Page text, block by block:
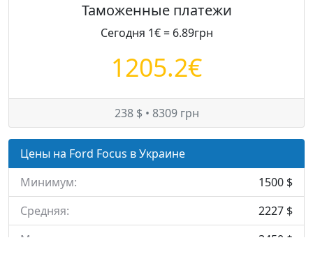
Таможенные платежи
Сегодня 1€ = 6.89грн
1205.2€
238 $ • 8309 грн
Цены на Ford Focus в Украине
Минимум:
1500 $
Средняя:
2227 $
Максимум:
3450 $